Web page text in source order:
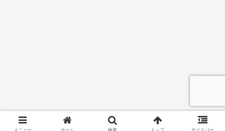
メニュー ホーム 検索 トップ サイドバー